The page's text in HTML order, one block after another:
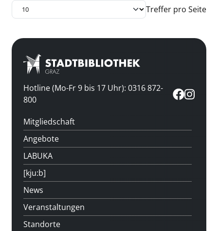
Treffer pro Seite
Hotline (Mo-Fr 9 bis 17 Uhr): 0316 872-
800
Mitgliedschaft
Angebote
LABUKA
[kju:b]
News
Veranstaltungen
Standorte